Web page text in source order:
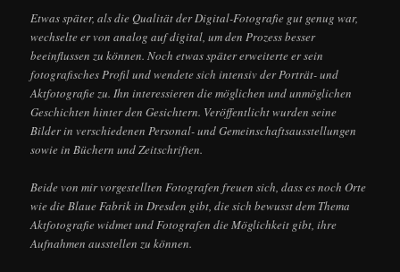
Etwas später, als die Qualität der Digital-Fotografie gut genug war,
wechselte er von analog auf digital, um den Prozess besser
beeinflussen zu können. Noch etwas später erweiterte er sein
fotografisches Profil und wendete sich intensiv der Porträt- und
Aktfotografie zu. Ihn interessieren die möglichen und unmöglichen
Geschichten hinter den Gesichtern. Veröffentlicht wurden seine
Bilder in verschiedenen Personal- und Gemeinschaftsausstellungen
sowie in Büchern und Zeitschriften.
Beide von mir vorgestellten Fotografen freuen sich, dass es noch Orte
wie die Blaue Fabrik in Dresden gibt, die sich bewusst dem Thema
Aktfotografie widmet und Fotografen die Möglichkeit gibt, ihre
Aufnahmen ausstellen zu können.